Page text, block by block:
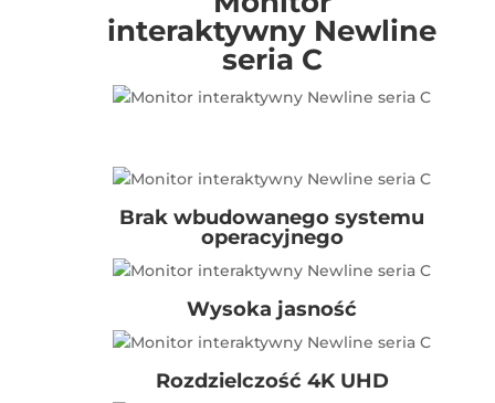
interaktywny Newline
seria C
Brak wbudowanego systemu
operacyjnego
Wysoka jasność
Rozdzielczość 4K UHD